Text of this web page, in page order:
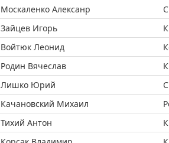
Москаленко Алексанр
Зайцев Игорь
Войтюк Леонид
Родин Вячеслав
Лишко Юрий
Качановский Михаил
Тихий Антон